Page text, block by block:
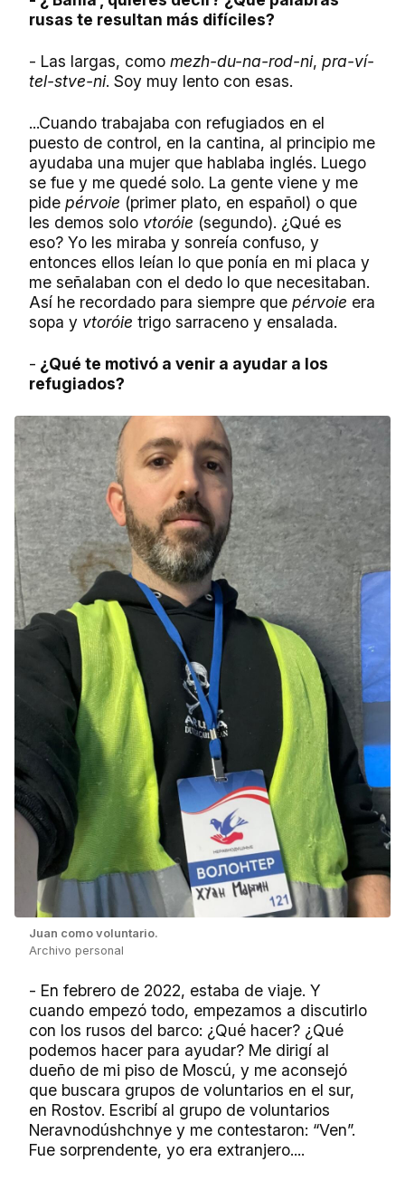
rusas te resultan más difíciles?
- Las largas, como mezh-du-na-rod-ni, pra-ví-
tel-stve-ni. Soy muy lento con esas.
...Cuando trabajaba con refugiados en el
puesto de control, en la cantina, al principio me
ayudaba una mujer que hablaba inglés. Luego
se fue y me quedé solo. La gente viene y me
pide pérvoie (primer plato, en español) o que
les demos solo vtoróie (segundo). ¿Qué es
eso? Yo les miraba y sonreía confuso, y
entonces ellos leían lo que ponía en mi placa y
me señalaban con el dedo lo que necesitaban.
Así he recordado para siempre que pérvoie era
sopa y vtoróie trigo sarraceno y ensalada.
- ¿Qué te motivó a venir a ayudar a los
refugiados?
Juan como voluntario.
Archivo personal
- En febrero de 2022, estaba de viaje. Y
cuando empezó todo, empezamos a discutirlo
con los rusos del barco: ¿Qué hacer? ¿Qué
podemos hacer para ayudar? Me dirigí al
dueño de mi piso de Moscú, y me aconsejó
que buscara grupos de voluntarios en el sur,
en Rostov. Escribí al grupo de voluntarios
Neravnodúshchnye y me contestaron: “Ven”.
Fue sorprendente, yo era extranjero....